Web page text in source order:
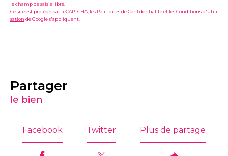
le champ de saisie libre.
Ce site est protégé par reCAPTCHA, les Politiques de Confidentialitéet lesConditions d'Utili
sation de Google s'appliquent.
partager
le bien
Facebook Twitter Plus de partage